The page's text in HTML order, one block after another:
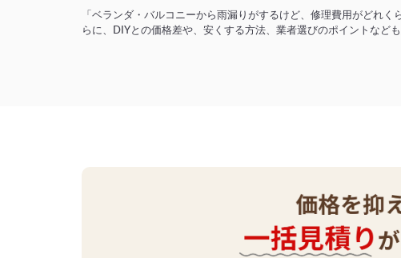
「ベランダ・バルコニーから雨漏りがするけど、修理費用がどれ
らに、DIYとの価格差や、安くする方法、業者選びのポイントなど